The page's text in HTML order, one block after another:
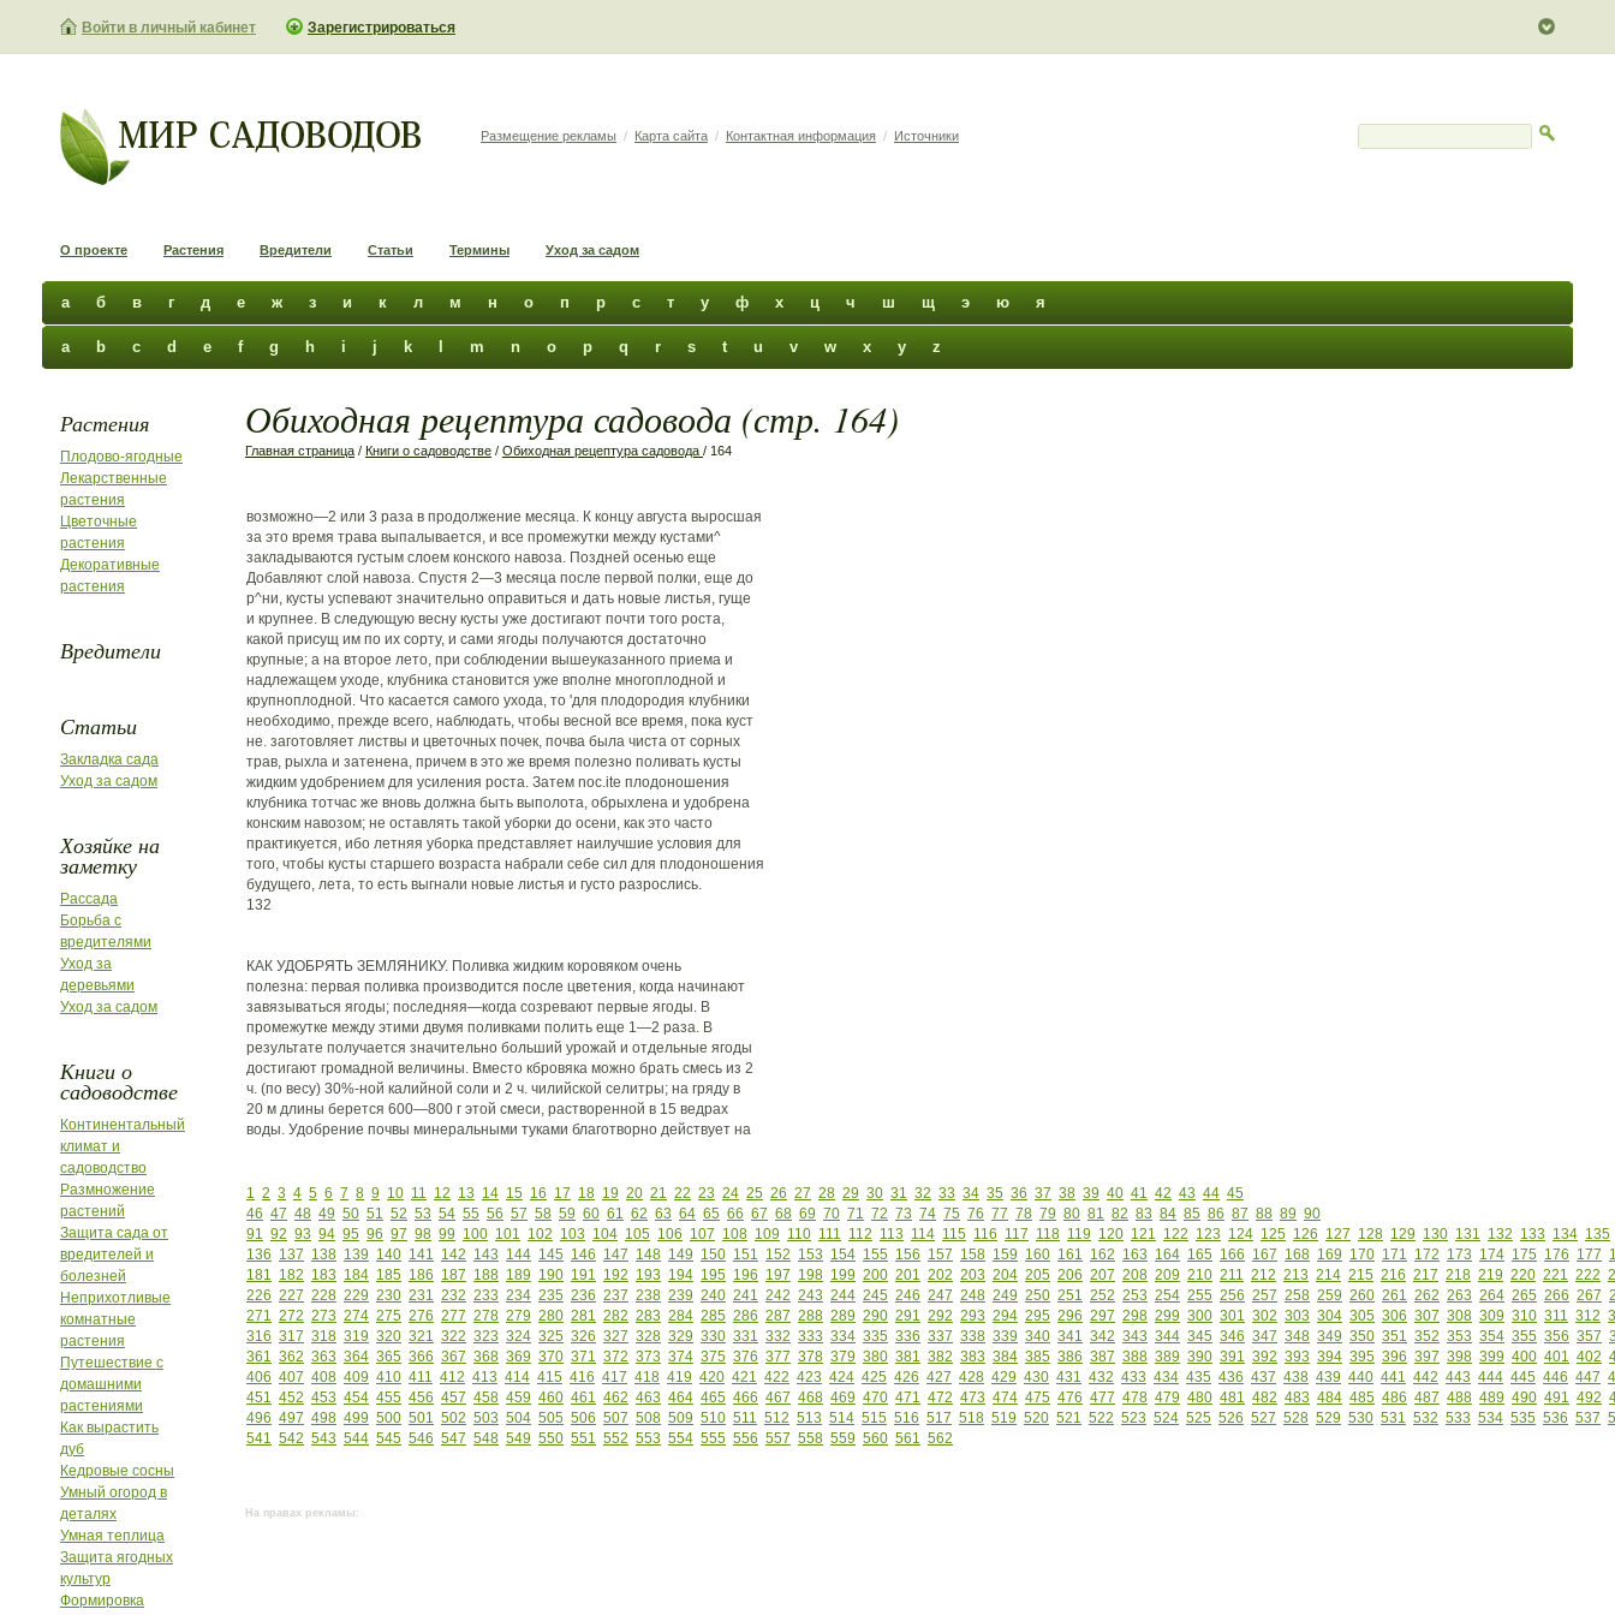
Войти в личный кабинет Зарегистрироваться
Размещение рекламы / Карта сайта / Контактная информация / Источники
О проекте Растения Вредители Статьи Термины Уход за садом
а б в г д е ж з и к л м н о п р с т у ф х ц ч ш щ э ю я
a b c d e f g h i j k m n o p q r s t u v w x y z
Растения
Плодово-ягодные
Лекарственные
растения
Цветочные
растения
Декоративные
растения
Вредители
Статьи
Закладка сада
Уход за садом
Хозяйке на
заметку
Рассада
Борьба с
вредителями
Уход за
деревьями
Уход за садом
Книги о
садоводстве
Континентальный
климат и
садоводство
Размножение
растений
Защита сада от
вредителей и
болезней
Неприхотливые
комнатные
растения
Путешествие с
домашними
растениями
Как вырастить
дуб
Кедровые сосны
Умный огород в
деталях
Умная теплица
Защита ягодных
культур
Формировка
Обиходная рецептура садовода (стр. 164)
Главная страница / Книги о садоводстве / Обиходная рецептура садовода / 164
возможно—2 или 3 раза в продолжение месяца. К концу августа выросшая
за это время трава выпалывается, и все промежутки между кустами^
закладываются густым слоем конского навоза. Поздней осенью еще
Добавляют слой навоза. Спустя 2—3 месяца после первой полки, еще до
р^ни, кусты успевают значительно оправиться и дать новые листья, гуще
и крупнее. В следующую весну кусты уже достигают почти того роста,
какой присущ им по их сорту, и сами ягоды получаются достаточно
крупные; а на второе лето, при соблюдении вышеуказанного приема и
надлежащем уходе, клубника становится уже вполне многоплодной и
крупноплодной. Что касается самого ухода, то 'для плодородия клубники
необходимо, прежде всего, наблюдать, чтобы весной все время, пока куст
не. заготовляет листвы и цветочных почек, почва была чиста от сорных
трав, рыхла и затенена, причем в это же время полезно поливать кусты
жидким удобрением для усиления роста. Затем noc.ite плодоношения
клубника тотчас же вновь должна быть выполота, обрыхлена и удобрена
конским навозом; не оставлять такой уборки до осени, как это часто
практикуется, ибо летняя уборка представляет наилучшие условия для
того, чтобы кусты старшего возраста набрали себе сил для плодоношения
будущего, лета, то есть выгнали новые листья и густо разрослись.
132
КАК УДОБРЯТЬ ЗЕМЛЯНИКУ. Поливка жидким коровяком очень
полезна: первая поливка производится после цветения, когда начинают
завязываться ягоды; последняя—когда созревают первые ягоды. В
промежутке между этими двумя поливками полить еще 1—2 раза. В
результате получается значительно больший урожай и отдельные ягоды
достигают громадной величины. Вместо кбровяка можно брать смесь из 2
ч. (по весу) 30%-ной калийной соли и 2 ч. чилийской селитры; на гряду в
20 м длины берется 600—800 г этой смеси, растворенной в 15 ведрах
воды. Удобрение почвы минеральными туками благотворно действует на
1 2 3 4 5 6 7 8 9 10 11 12 13 14 15 16 17 18 19 20 21 22 23 24 25 26 27 28 29 30 31 32 33 34 35 36 37 38 39 40 41 42 43 44 45
46 47 48 49 50 51 52 53 54 55 56 57 58 59 60 61 62 63 64 65 66 67 68 69 70 71 72 73 74 75 76 77 78 79 80 81 82 83 84 85 86 87 88 89 90
91 92 93 94 95 96 97 98 99 100 101 102 103 104 105 106 107 108 109 110 111 112 113 114 115 116 117 118 119 120 121 122 123 124 125 126 127 128 129 130 131 132 133 134 135
136 137 138 139 140 141 142 143 144 145 146 147 148 149 150 151 152 153 154 155 156 157 158 159 160 161 162 163 164 165 166 167 168 169 170 171 172 173 174 175 176 177
181 182 183 184 185 186 187 188 189 190 191 192 193 194 195 196 197 198 199 200 201 202 203 204 205 206 207 208 209 210 211 212 213 214 215 216 217 218 219 220 221 222
226 227 228 229 230 231 232 233 234 235 236 237 238 239 240 241 242 243 244 245 246 247 248 249 250 251 252 253 254 255 256 257 258 259 260 261 262 263 264 265 266 267
271 272 273 274 275 276 277 278 279 280 281 282 283 284 285 286 287 288 289 290 291 292 293 294 295 296 297 298 299 300 301 302 303 304 305 306 307 308 309 310 311 312
316 317 318 319 320 321 322 323 324 325 326 327 328 329 330 331 332 333 334 335 336 337 338 339 340 341 342 343 344 345 346 347 348 349 350 351 352 353 354 355 356 357
361 362 363 364 365 366 367 368 369 370 371 372 373 374 375 376 377 378 379 380 381 382 383 384 385 386 387 388 389 390 391 392 393 394 395 396 397 398 399 400 401 402
406 407 408 409 410 411 412 413 414 415 416 417 418 419 420 421 422 423 424 425 426 427 428 429 430 431 432 433 434 435 436 437 438 439 440 441 442 443 444 445 446 447
451 452 453 454 455 456 457 458 459 460 461 462 463 464 465 466 467 468 469 470 471 472 473 474 475 476 477 478 479 480 481 482 483 484 485 486 487 488 489 490 491 492
496 497 498 499 500 501 502 503 504 505 506 507 508 509 510 511 512 513 514 515 516 517 518 519 520 521 522 523 524 525 526 527 528 529 530 531 532 533 534 535 536 537
541 542 543 544 545 546 547 548 549 550 551 552 553 554 555 556 557 558 559 560 561 562
На правах рекламы: